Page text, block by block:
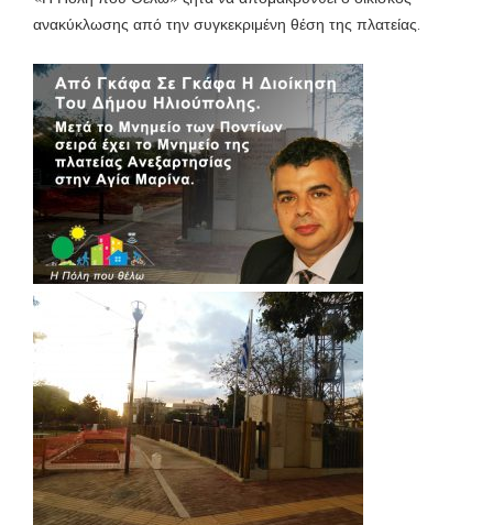
ανακύκλωσης από την συγκεκριμένη θέση της πλατείας.